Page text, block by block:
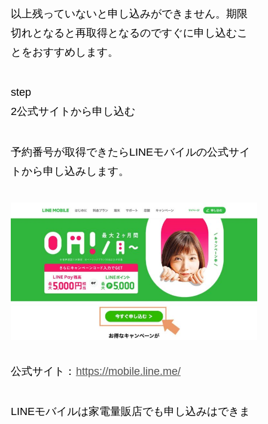
以上残っていないと申し込みができません。期限
切れとなると再取得となるのですぐに申し込むこ
とをおすすめします。
step
2公式サイトから申し込む
予約番号が取得できたらLINEモバイルの公式サイ
トから申し込みします。
公式サイト： https://mobile.line.me/
LINEモバイルは家電量販店でも申し込みはできま